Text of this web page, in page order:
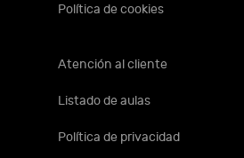
Política de cookies
Atención al cliente
Listado de aulas
Política de privacidad